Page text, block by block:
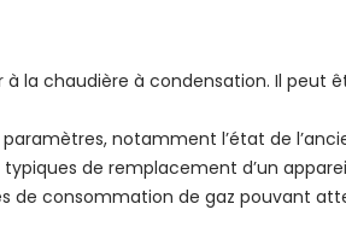
la chaudière à condensation. Il peut
notamment l’état de
de remplacement d’un
consommation de gaz pouvant